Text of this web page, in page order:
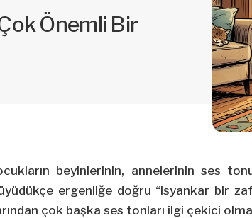
Önemli Bir
beyinlerinin, annelerinin ses
ergenliğe doğru “isyankar bir
çok başka ses tonları ilgi çekici